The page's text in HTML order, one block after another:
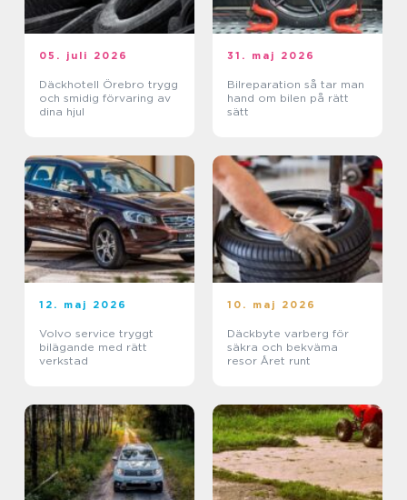
05. juli 2026
Däckhotell Örebro trygg
och smidig förvaring av
dina hjul
31. maj 2026
Bilreparation så tar man
hand om bilen på rätt
sätt
12. maj 2026
Volvo service tryggt
bilägande med rätt
verkstad
10. maj 2026
Däckbyte varberg för
säkra och bekväma
resor Året runt